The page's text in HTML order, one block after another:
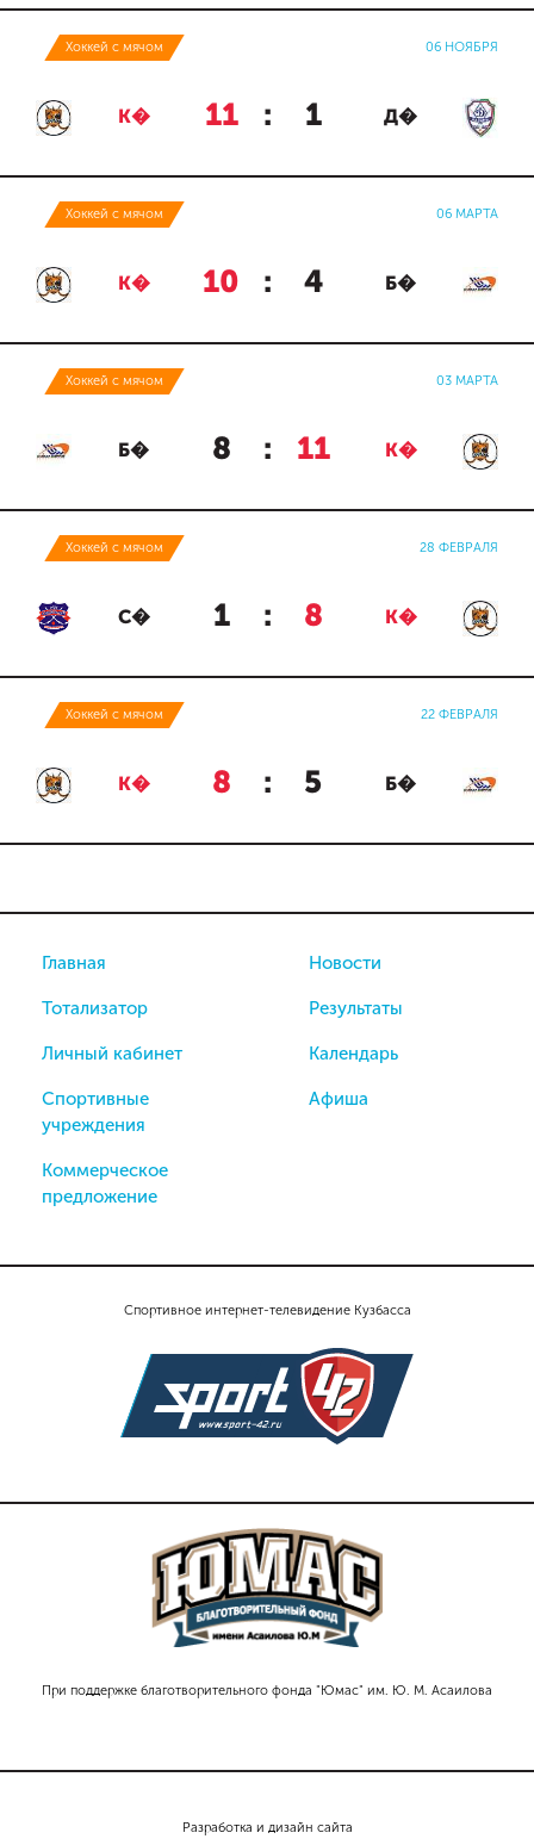
Хоккей с мячом 06 НОЯБРЯ
К� 11 : 1 Д�
Хоккей с мячом 06 МАРТА
К� 10 : 4 Б�
Хоккей с мячом 03 МАРТА
Б� 8 : 11 К�
Хоккей с мячом 28 ФЕВРАЛЯ
С� 1 : 8 К�
Хоккей с мячом 22 ФЕВРАЛЯ
К� 8 : 5 Б�
Спортивное интернет-телевидение Кузбасса
При поддержке благотворительного фонда "Юмас" им. Ю. М. Асаилова
Главная
Тотализатор
Личный кабинет
Спортивные
учреждения
Коммерческое
предложение
Новости
Результаты
Календарь
Афиша
Разработка и дизайн сайта